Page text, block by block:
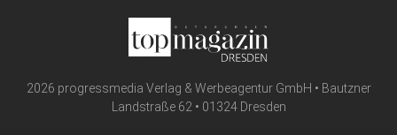
2026 progressmedia Verlag & Werbeagentur GmbH • Bautzner
Landstraße 62 • 01324 Dresden